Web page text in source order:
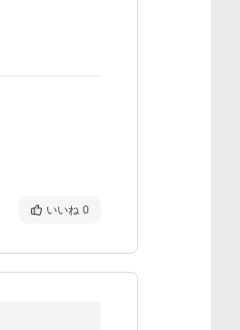
いいね 0